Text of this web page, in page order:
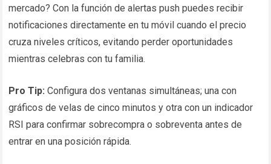
mercado? Con la función de alertas push puedes recibir
notificaciones directamente en tu móvil cuando el precio
cruza niveles críticos, evitando perder oportunidades
mientras celebras con tu familia.
Pro Tip: Configura dos ventanas simultáneas; una con
gráficos de velas de cinco minutos y otra con un indicador
RSI para confirmar sobrecompra o sobreventa antes de
entrar en una posición rápida.